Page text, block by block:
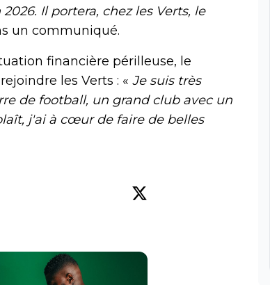
Il portera, chez les Verts, le
un communiqué.
financière périlleuse, le
les Verts : « Je suis très
de football, un grand club avec un
j'ai à cœur de faire de belles